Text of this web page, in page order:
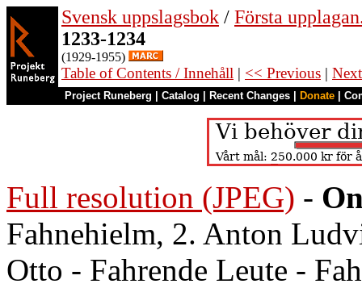
Svensk uppslagsbok / Första
1233-1234
(1929-1955)
Table of Contents / Innehåll | << Previous |
Project Runeberg Catalog Recent Changes Donate
Full resolution (JPEG) -
Fahnehielm, 2. Anton
Otto - Fahrende Leute -